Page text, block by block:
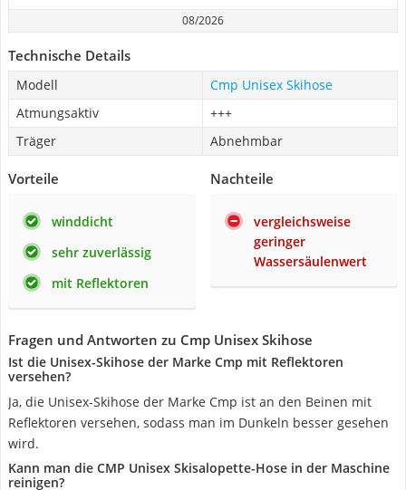
08/2026
Technische Details
Modell
Cmp Unisex Skihose
Atmungsaktiv
+++
Träger
Abnehmbar
Vorteile
winddicht
sehr zuverlässig
mit Reflektoren
Nachteile
vergleichsweise
geringer
Wassersäulenwert
Fragen und Antworten zu Cmp Unisex Skihose
Ist die Unisex-Skihose der Marke Cmp mit Reflektoren
versehen?
Ja, die Unisex-Skihose der Marke Cmp ist an den Beinen mit
Reflektoren versehen, sodass man im Dunkeln besser gesehen
wird.
Kann man die CMP Unisex Skisalopette-Hose in der Maschine
reinigen?